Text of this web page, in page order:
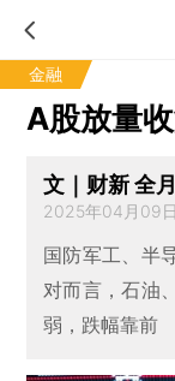
金融
A股放量
文｜财新 全月
2025年04月09日
国防军工、半
对而言，石油
弱，跌幅靠前